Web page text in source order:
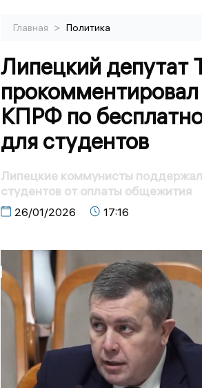
Главная > Политика
Липецкий депутат
КПРФ по
для студентов
Липецкие коммунисты
студентов от оплаты общежития
26/01/2026 17:16